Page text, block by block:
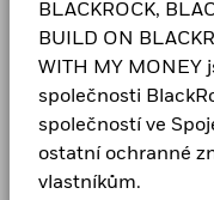
BLACKROCK,
BUILD ON
WITH MY MONEY
společnosti
společností ve
ostatní ochranné
vlastníkům.
CORPORATE
Kariéra
Newsroom